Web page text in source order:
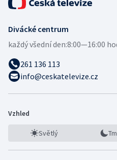
Divácké centrum
každý všední den:8:00—16:00
261 136 113
info@ceskatelevize.cz
Vzhled
Světlý